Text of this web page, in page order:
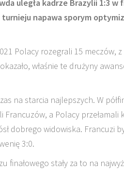
uległa kadrze Brazylii 1:3
napawa sporym
Polacy rozegrali 15 meczów,
właśnie te drużyny
na starcia najlepszych. W
a Polacy przełamali
dobrego widowiska. Francuzi
3:0.
finałowego stały za to na